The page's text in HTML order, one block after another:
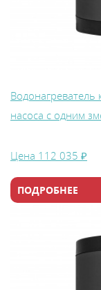
Водонагреватель
насоса с одним
Цена 112 035 ₽
ПОДРОБНЕЕ